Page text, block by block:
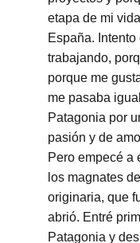
etapa de mi
España.
trabajando,
porque me
me pasaba
Patagonia por
pasión y de
Pero empecé a
los magnates
originaria, que
abrió. Entré
Patagonia y